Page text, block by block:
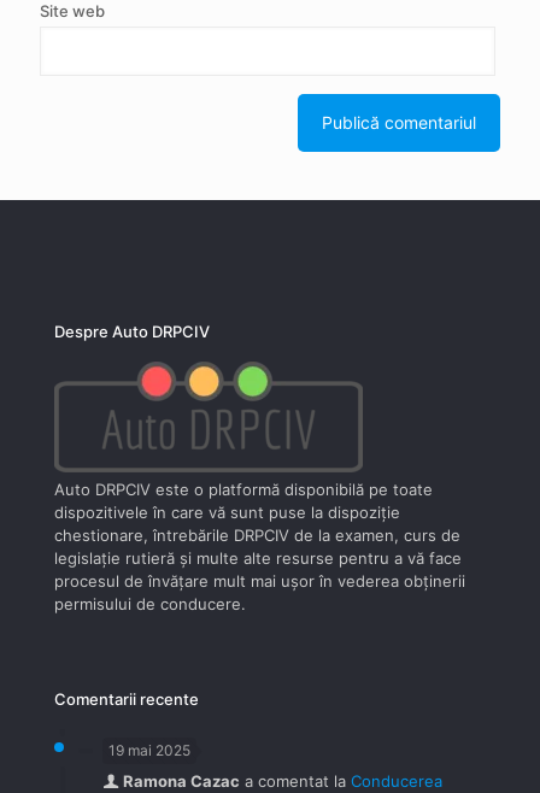
Site web
Despre Auto DRPCIV
Auto DRPCIV este o platformă disponibilă pe toate
dispozitivele în care vă sunt puse la dispoziţie
chestionare, întrebările DRPCIV de la examen, curs de
legislaţie rutieră şi multe alte resurse pentru a vă face
procesul de învăţare mult mai uşor în vederea obţinerii
permisului de conducere.
Comentarii recente
19 mai 2025
Ramona Cazac a comentat la Conducerea